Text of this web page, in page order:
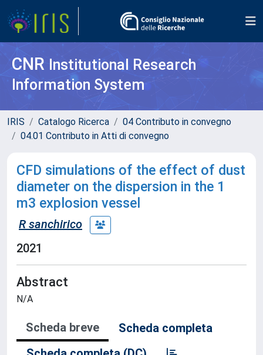
CNR Institutional Research
Information System
IRIS Catalogo Ricerca
04 Contributo in convegno
04.01 Contributo in Atti di convegno
CFD simulations of the effect of dust
diameter on the dispersion in the 1
m3 explosion vessel
R sanchirico
2021
Abstract
N/A
Scheda breve
Scheda completa